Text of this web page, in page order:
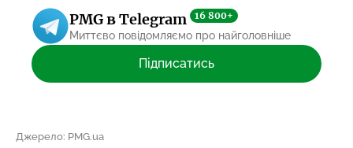
PMG в Telegram 16 800+
Миттєво повідомляємо про найголовніше
Підписатись
Джерело: PMG.ua